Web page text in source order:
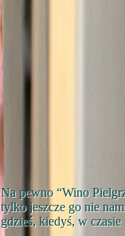
Na pewno “Wino
tylko jeszcze go nie
gdzieś, kiedyś, w